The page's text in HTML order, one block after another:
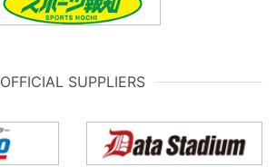
OFFICIAL SUPPLIERS